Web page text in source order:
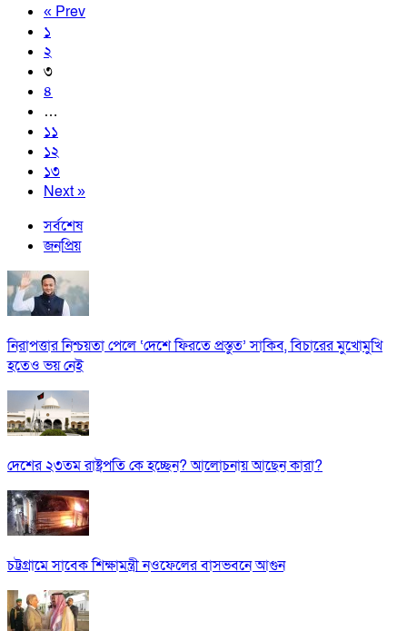
« Prev
১
২
৩
৪
…
১১
১২
১৩
Next »
সর্বশেষ
জনপ্রিয়
নিরাপত্তার নিশ্চয়তা পেলে ‘দেশে ফিরতে প্রস্তুত’ সাকিব, বিচারের মুখোমুখি
হতেও ভয় নেই
দেশের ২৩তম রাষ্ট্রপতি কে হচ্ছেন? আলোচনায় আছেন কারা?
চট্টগ্রামে সাবেক শিক্ষামন্ত্রী নওফেলের বাসভবনে আগুন